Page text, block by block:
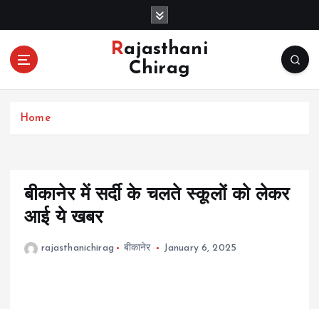
o
Rajasthani
Chirag
Home
बीकानेर में सर्दी के चलते स्कूलों को लेकर
आई ये खबर
rajasthanichirag बीकानेर January 6, 2025